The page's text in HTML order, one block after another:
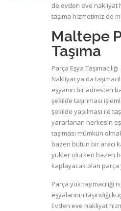
de evden eve nakliyat
taşıma hizmetimiz de
Maltepe
Taşıma
Parça Eşya Taşımacılığı
Nakliyat ya da
eşyanın bir adresten
şekilde taşınması
şekilde yapılması ile
yararlanan herkesin
taşıması mümkün
bazen bütün bir aracı
yükler olurken bazen
kaplayacak olan
Parça yük
eşyalarının taşındığı
Evden eve nakliyat